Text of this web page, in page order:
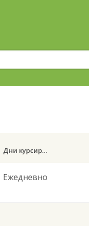
Дни курсирования
Ежедневно